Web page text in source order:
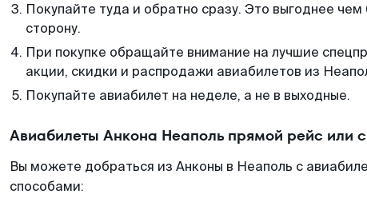
Покупайте туда и обратно сразу. Это выгоднее
сторону.
При покупке обращайте внимание на лучшие
акции, скидки и распродажи авиабилетов из
Покупайте авиабилет на неделе, а не в выходные.
Авиабилеты Анкона Неаполь прямой рейс или
Вы можете добраться из Анконы в Неаполь с
способами: